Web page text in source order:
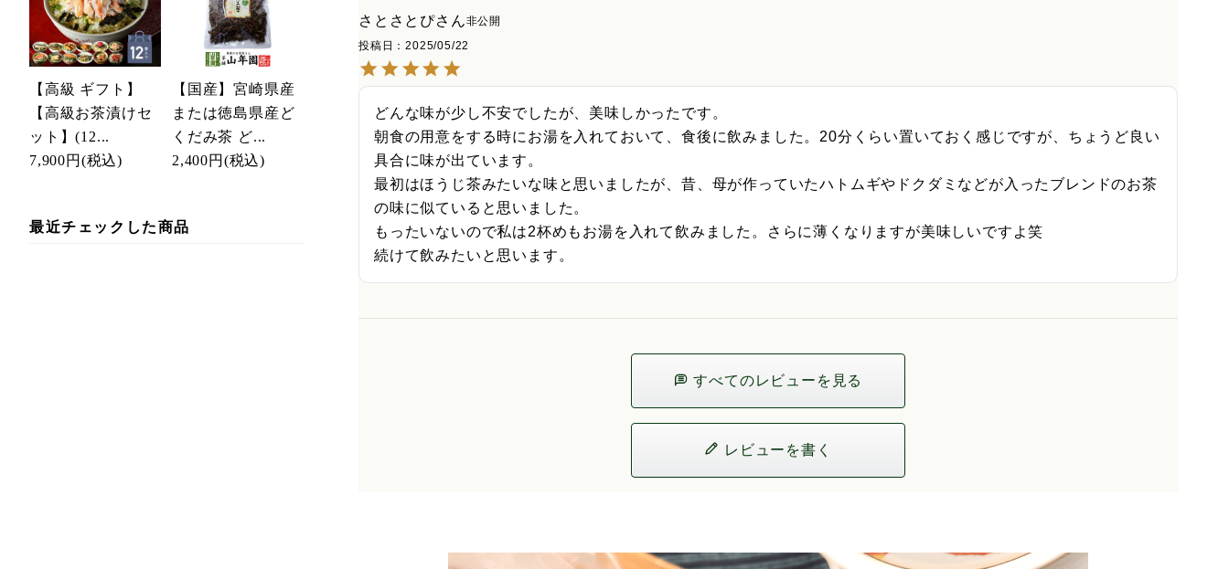
【高級 ギフト】
【高級お茶漬けセ
ット】(12...
7,900円 (税込)
【国産】宮崎県産
または徳島県産ど
くだみ茶 ど...
2,400円 (税込)
最近チェックした商品
さとさとぴ
非公開
投稿日
2025/05/22
どんな味が少し不安でしたが、美味しかったです。
朝食の用意をする時にお湯を入れておいて、食後に飲みました。20分くらい置いておく感じですが、ちょうど良い
具合に味が出ています。
最初はほうじ茶みたいな味と思いましたが、昔、母が作っていたハトムギやドクダミなどが入ったブレンドのお茶
の味に似ていると思いました。
もったいないので私は2杯めもお湯を入れて飲みました。さらに薄くなりますが美味しいですよ笑
続けて飲みたいと思います。
すべてのレビューを見る
レビューを書く